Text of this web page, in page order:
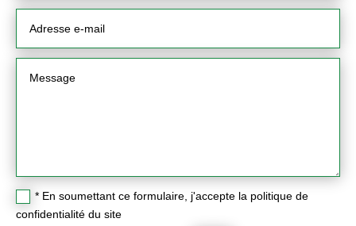
* En soumettant ce formulaire, j'accepte la politique de
confidentialité du site